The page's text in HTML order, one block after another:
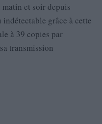
et soir depuis
grâce à cette
à 39 copies par
transmission